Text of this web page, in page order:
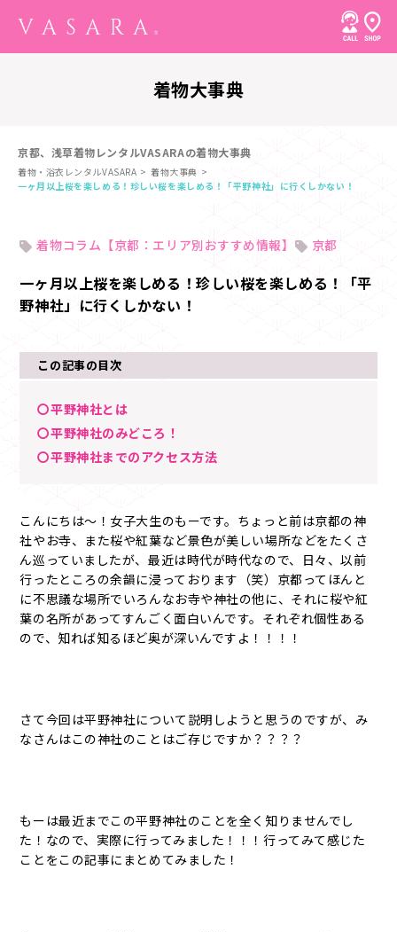
着物大事典
京都、浅草着物レンタルVASARAの着物大事典
着物・浴衣レンタルVASARA
着物大事典
一ヶ月以上桜を楽しめる！珍しい桜を楽しめる！「平野神社」に行くしかない！
着物コラム【京都：エリア別おすすめ情報】 京都
一ヶ月以上桜を楽しめる！珍しい桜を楽しめる！「平
野神社」に行くしかない！
この記事の目次
〇平野神社とは
〇平野神社のみどころ！
〇平野神社までのアクセス方法
こんにちは～！女子大生のもーです。ちょっと前は京都の神
社やお寺、また桜や紅葉など景色が美しい場所などをたくさ
ん巡っていましたが、最近は時代が時代なので、日々、以前
行ったところの余韻に浸っております（笑）京都ってほんと
に不思議な場所でいろんなお寺や神社の他に、それに桜や紅
葉の名所があってすんごく面白いんです。それぞれ個性ある
ので、知れば知るほど奥が深いんですよ！！！！
さて今回は平野神社について説明しようと思うのですが、み
なさんはこの神社のことはご存じですか？？？？
もーは最近までこの平野神社のことを全く知りませんでし
た！なので、実際に行ってみました！！！行ってみて感じた
ことをこの記事にまとめてみました！